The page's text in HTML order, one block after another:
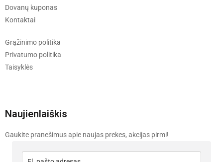
Dovanų kuponas
Kontaktai
Grąžinimo politika
Privatumo politika
Taisyklės
Naujienlaiškis
Gaukite pranešimus apie naujas prekes, akcijas pirmi!